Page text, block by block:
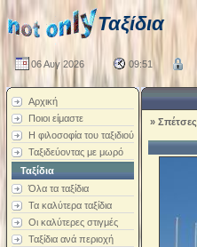
Ταξίδια
06 Αυγ 2026 09:51
Αρχική
Ποιοι είμαστε
Η φιλοσοφία του ταξιδιού
Ταξιδεύοντας με μωρό
Ταξίδια
Όλα τα ταξίδια
Τα καλύτερα ταξίδια
Οι καλύτερες στιγμές
Ταξίδια ανά περιοχή
» Σπέτσες